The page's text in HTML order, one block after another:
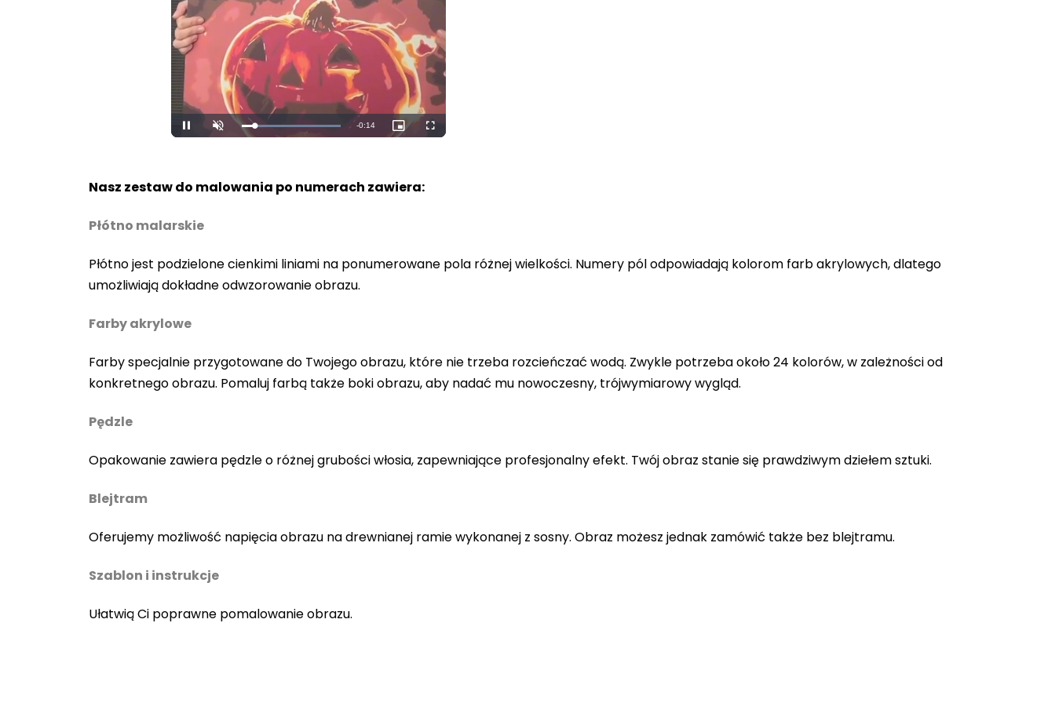
Pause Unmute Loaded:
100.00%
Remaining
-0:12
Picture-
in-
Fullscreen
Nasz zestaw do malowania po numerach zawiera:
Płótno malarskie
Płótno jest podzielone cienkimi liniami na ponumerowane pola różnej wielkości. Numery pól odpowiadają kolorom farb akrylowych, dlatego
umożliwiają dokładne odwzorowanie obrazu.
Farby akrylowe
Farby specjalnie przygotowane do Twojego obrazu, które nie trzeba rozcieńczać wodą. Zwykle potrzeba około 24 kolorów, w zależności od
konkretnego obrazu. Pomaluj farbą także boki obrazu, aby nadać mu nowoczesny, trójwymiarowy wygląd.
Pędzle
Opakowanie zawiera pędzle o różnej grubości włosia, zapewniające profesjonalny efekt. Twój obraz stanie się prawdziwym dziełem sztuki.
Blejtram
Oferujemy możliwość napięcia obrazu na drewnianej ramie wykonanej z sosny. Obraz możesz jednak zamówić także bez blejtramu.
Szablon i instrukcje
Ułatwią Ci poprawne pomalowanie obrazu.